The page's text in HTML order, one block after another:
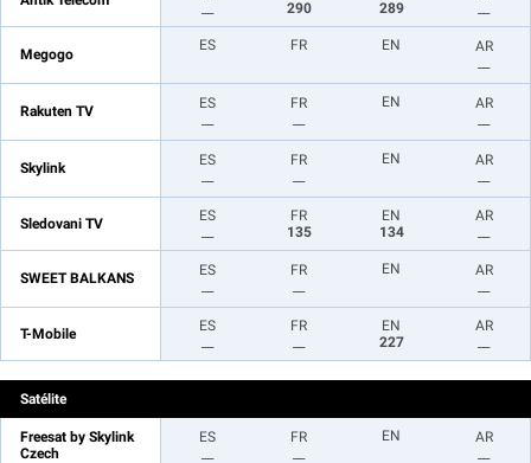
290
289
Megogo
ES FR EN
AR
Rakuten TV
ES
FR
EN
AR
Skylink
ES
FR
EN
AR
Sledovani TV
ES
FR
135
EN
134
AR
SWEET BALKANS
ES
FR
EN
AR
T-Mobile
ES
FR
EN
227
AR
Satélite
Freesat by Skylink
Czech
ES
FR
EN
AR